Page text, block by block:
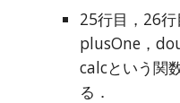
25行目，26
plusOne，
calcという関
る．